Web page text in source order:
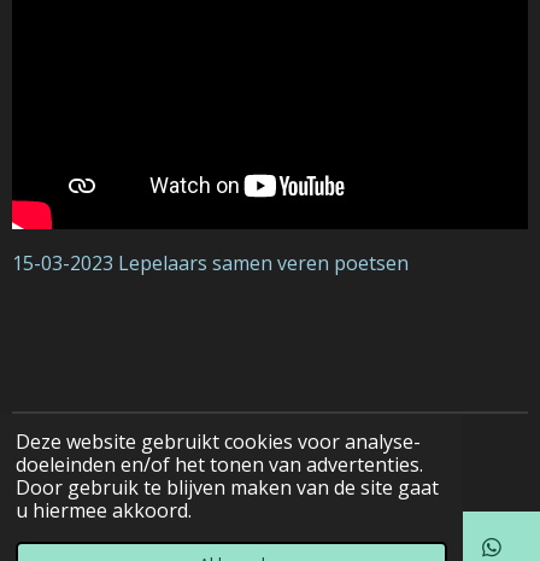
Deze website gebruikt cookies voor analyse-
doeleinden en/of het tonen van advertenties.
Door gebruik te blijven maken van de site gaat
u hiermee akkoord.
15-03-2023 Lepelaars samen veren poetsen
© 2022 - 2026 Natuurfotografie